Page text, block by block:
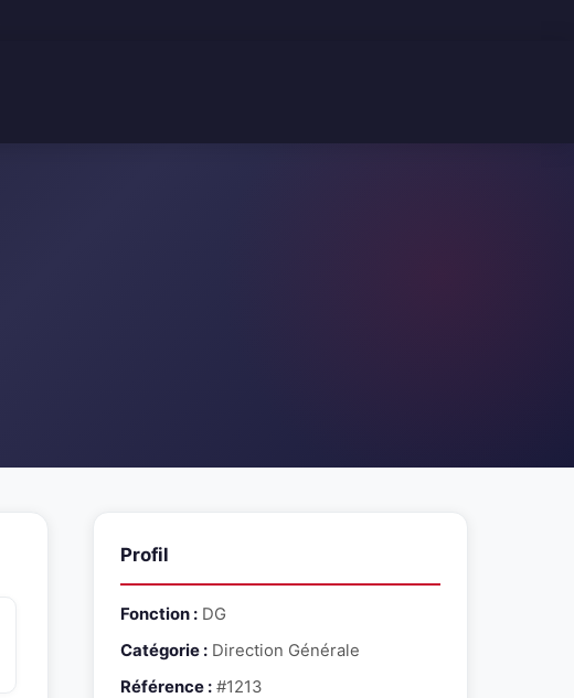
Profil
Fonction : DG
Catégorie : Direction Générale
Référence : #1213